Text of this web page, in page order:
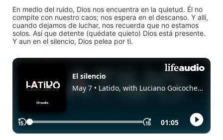
En medio del ruido, Dios nos encuentra en la quietud. Él no
compite con nuestro caos; nos espera en el descanso. Y allí,
cuando dejamos de luchar, nos recuerda que no estamos
solos. Así que detente (quédate quieto) Dios está presente.
Y aun en el silencio, Dios pelea por ti.